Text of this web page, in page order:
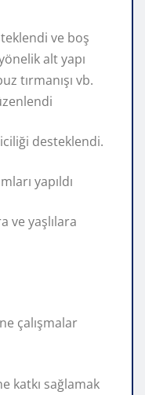
ve boş
alt yapı
tırmanışı vb.
desteklendi.
yapıldı
ve yaşlılara
çalışmalar
katkı sağlamak